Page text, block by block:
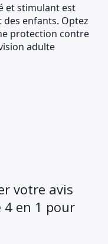
et stimulant est
enfants. Optez
protection contre
adulte
votre avis
4 en 1 pour